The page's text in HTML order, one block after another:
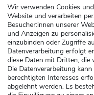
Wir verwenden Cookies
Website und verarbeiten
Besucher:innen unserer
und Anzeigen zu
einzubinden oder Zugriffe
Datenverarbeitung erfolgt
diese Daten mit Dritten, die
Die Datenverarbeitung
berechtigten Interesses
abgelehnt werden. Es
Altbatterieentsorgung
Kundenservice
Versand
Zahlung
Widerrufsrecht
Widerrufsformular